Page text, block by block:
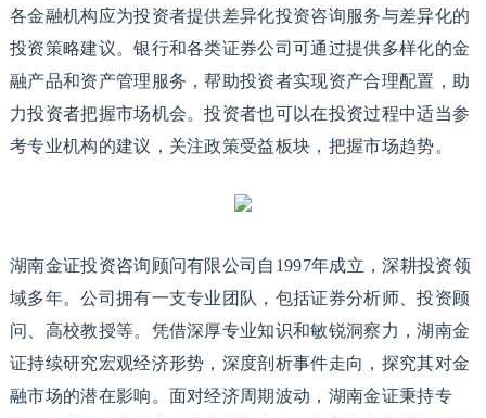
各金融机构应为投资者提供差异化投资咨询服务与差异化的
投资策略建议。银行和各类证券公司可通过提供多样化的金
融产品和资产管理服务，帮助投资者实现资产合理配置，助
力投资者把握市场机会。投资者也可以在投资过程中适当参
考专业机构的建议，关注政策受益板块，把握市场趋势。
湖南金证投资咨询顾问有限公司自1997年成立，深耕投资领
域多年。公司拥有一支专业团队，包括证券分析师、投资顾
问、高校教授等。凭借深厚专业知识和敏锐洞察力，湖南金
证持续研究宏观经济形势，深度剖析事件走向，探究其对金
融市场的潜在影响。面对经济周期波动，湖南金证秉持专